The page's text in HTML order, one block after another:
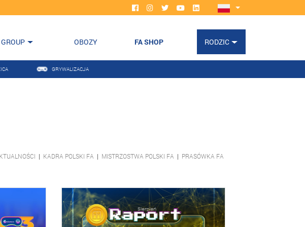
OBOZY FA SHOP RODZIC
GRYWALIZACJA
| KADRA POLSKI FA | MISTRZOSTWA POLSKI FA | PRASÓWKA FA